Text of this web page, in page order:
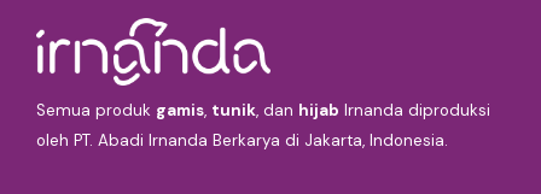
Semua produk gamis, tunik, dan hijab Irnanda diproduksi
oleh PT. Abadi Irnanda Berkarya di Jakarta, Indonesia.